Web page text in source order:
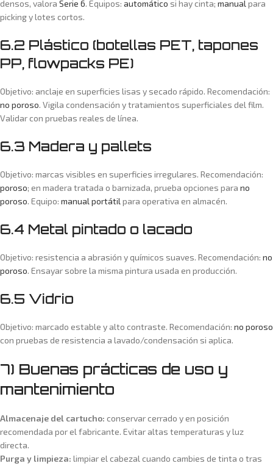
densos, valora Serie 6. Equipos: automático si hay cinta; manual para
picking y lotes cortos.
6.2 Plástico (botellas PET, tapones
PP, flowpacks PE)
Objetivo: anclaje en superficies lisas y secado rápido. Recomendación:
no poroso. Vigila condensación y tratamientos superficiales del film.
Validar con pruebas reales de línea.
6.3 Madera y pallets
Objetivo: marcas visibles en superficies irregulares. Recomendación:
poroso; en madera tratada o barnizada, prueba opciones para no
poroso. Equipo: manual portátil para operativa en almacén.
6.4 Metal pintado o lacado
Objetivo: resistencia a abrasión y químicos suaves. Recomendación: no
poroso. Ensayar sobre la misma pintura usada en producción.
6.5 Vidrio
Objetivo: marcado estable y alto contraste. Recomendación: no poroso
con pruebas de resistencia a lavado/condensación si aplica.
7) Buenas prácticas de uso y
mantenimiento
Almacenaje del cartucho: conservar cerrado y en posición
recomendada por el fabricante. Evitar altas temperaturas y luz
directa.
Purga y limpieza: limpiar el cabezal cuando cambies de tinta o tras